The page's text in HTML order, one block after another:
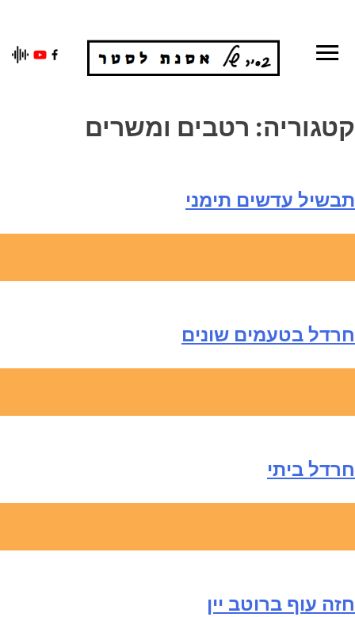
Skip
קטגוריה: רטבים ומשרים
תבשיל עדשים תימני
חרדל בטעמים שונים
חרדל ביתי
חזה עוף ברוטב יין